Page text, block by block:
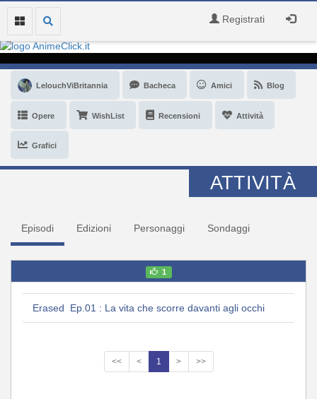
Registrati
LelouchViBritannia Bacheca Amici Blog
Opere WishList Recensioni Attività
Grafici
ATTIVITÀ
Episodi Edizioni Personaggi Sondaggi
1
Erased Ep.01 : La vita che scorre davanti agli occhi
<< < 1 > >>